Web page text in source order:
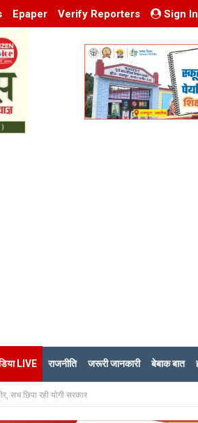
Epaper Verify Reporters Sign In
LIVE राजनीति जरूरी जानकारी बेबाक बात
सच छिपा रही योगी सरकार